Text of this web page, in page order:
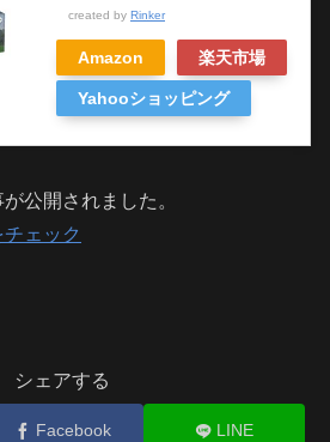
created by Rinker
Amazon 楽天市場
Yahooショッピング
公開されました。
ェック
シェアする
Facebook LINE